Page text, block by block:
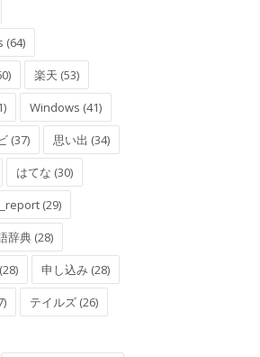
(64)
楽天 (53)
Windows (41)
(37)
思い出 (34)
はてな (30)
(29)
辞典 (28)
申し込み (28)
テイルズ (26)